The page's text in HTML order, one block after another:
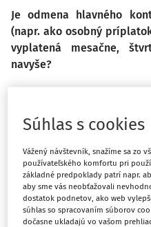
Je odmena hlavného
(napr. ako osobný
vyplatená mesačne,
navyše?
Je odmena
Na začiatok treba
odmeňovanie hlavného
spoločné s odmeňovaním
odmeňovaní niektorých
Súhlas s cookies
Vážený návštevník, snažíme sa zo
používateľského komfortu pri
základné predpoklady patrí napr.
aby sme vás neobťažovali
dostatok podnetov, ako web
súhlas so spracovaním súborov
dočasne ukladajú vo vašom